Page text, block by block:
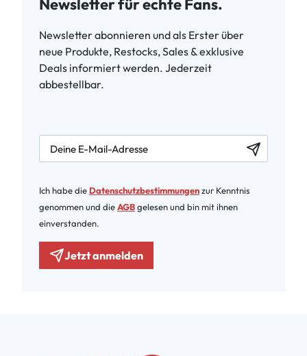
Newsletter für echte Fans.
Newsletter abonnieren und als Erster über
neue Produkte, Restocks, Sales & exklusive
Deals informiert werden. Jederzeit
abbestellbar.
newsletter.labelEmail
Ich habe die Datenschutzbestimmungenzur Kenntnis
genommen und dieAGBgelesen und bin mit ihnen
einverstanden.
Jetzt anmelden